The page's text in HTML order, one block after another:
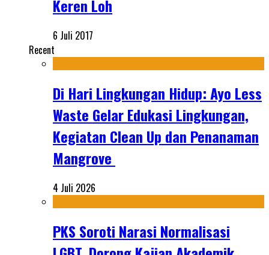
Keren Loh
6 Juli 2017
Recent
Di Hari Lingkungan Hidup: Ayo Less
Waste Gelar Edukasi Lingkungan,
Kegiatan Clean Up dan Penanaman
Mangrove
4 Juli 2026
PKS Soroti Narasi Normalisasi